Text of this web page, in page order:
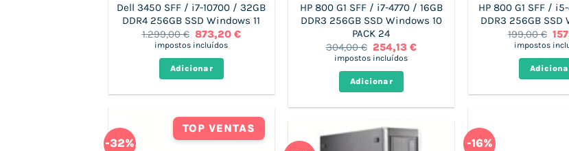
Dell 3450 SFF / i7-10700 / 32GB
DDR4 256GB SSD Windows 11
1.299,00€ O
preço
era:
1.299,00 €.
873,20€O
impostos incluídos
Adicionar
HP 800 G1 SFF / i7-4770 / 16GB
DDR3 256GB SSD Windows 10
PACK 24
304,00€ O
preço
era:
304,00 €.
254,13€O
impostos incluídos
Adicionar
HP 800 G1 SFF /
DDR3 256GB SSD
199,00€ O
era:
impostos
-32%
TOP VENTAS
-16%